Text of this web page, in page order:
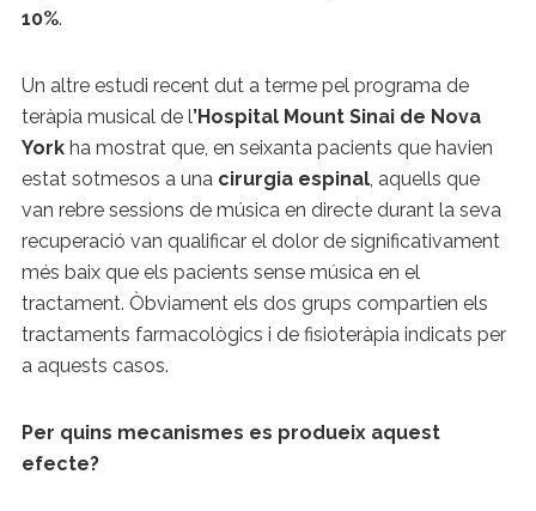
10%.
Un altre estudi recent dut a terme pel programa de
teràpia musical de l’Hospital Mount Sinai de Nova
Yorkha mostrat que, en seixanta pacients que havien
estat sotmesos a una cirurgia espinal, aquells que
van rebre sessions de música en directe durant la seva
recuperació van qualificar el dolor de significativament
més baix que els pacients sense música en el
tractament. Òbviament els dos grups compartien els
tractaments farmacològics i de fisioteràpia indicats per
a aquests casos.
Per quins mecanismes es produeix aquest
efecte?